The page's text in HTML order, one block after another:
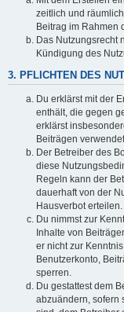
zeitlich und
Beitrag im Rahmen
Das Nutzungsrecht
Kündigung des
3. PFLICHTEN DES
Du erklärst mit der
enthält, die gegen
erklärst
Beiträgen
Der Betreiber des
diese
Regeln kann der
dauerhaft von der
Hausverbot erteilen.
Du nimmst zur
Inhalte von
er nicht zur
Benutzerkonto,
sperren.
Du gestattest dem
abzuändern, sofern